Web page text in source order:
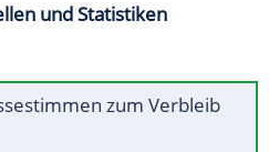
und Statistiken
zum Verbleib